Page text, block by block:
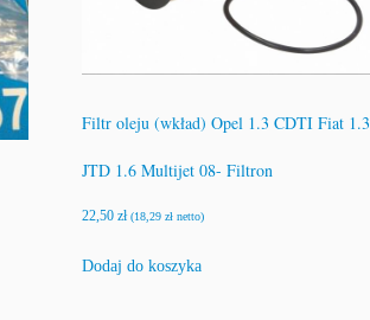
Filtr oleju (wkład) Opel 1.3 CDTI Fiat 1.3
JTD 1.6 Multijet 08- Filtron
22,50 zł (18,29 złnetto)
Dodaj do koszyka